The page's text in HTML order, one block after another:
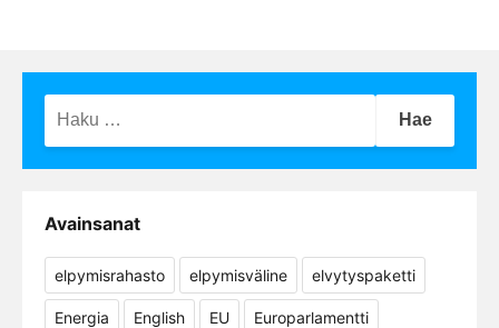
Avainsanat
elpymisrahasto elpymisväline elvytyspaketti
Energia English EU Europarlamentti